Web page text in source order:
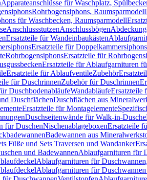
Apparateanschlüsse für Waschplatz,
Rohrbogensiphons, Raumsparmodell
für Waschbecken, Raumsparmodell
AnschlussstutzenAnschlussbögen
Ersatzteile für Wandeinbaukästen
Ersatzteile für Doppelkammersiphons
RohrbogensiphonsErsatzteile für
Ersatzteile für Ablaufgarnituren
Ersatzteile für AblaufventileZubehör
für DuschrinnenZubehör für Duschrinnen
DuschbodenabläufeWandabläufeErsatzteile
DuschflächenDuschflächen aus
Ersatzteile für Montagelemente
Duschseitenwände für Walk-in-Dusche
für DuschenNischenablageboxenErsatzteile
Badewannen aus
Füße und Sets Traversen und Wandanker
und BadewannenAblaufgarnituren für
Ablaufgarnituren für
Ablaufgarnituren für Duschwannen